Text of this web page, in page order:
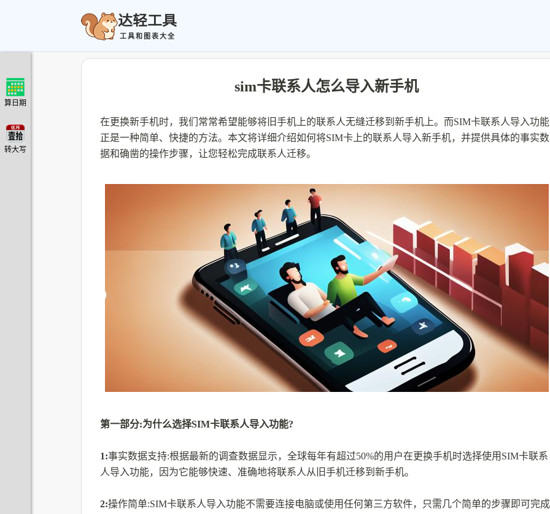
达轻工具
工具和图表大全
算日期
转大写
sim卡联系人怎么导入新手机
在更换新手机时，我们常常希望能够将旧手机上的联系人无缝迁移到新手机上。而SIM卡联系人导入功能
正是一种简单、快捷的方法。本文将详细介绍如何将SIM卡上的联系人导入新手机，并提供具体的事实数
据和确凿的操作步骤，让您轻松完成联系人迁移。
第一部分:为什么选择SIM卡联系人导入功能?
1:事实数据支持:根据最新的调查数据显示，全球每年有超过50%的用户在更换手机时选择使用SIM卡联系
人导入功能，因为它能够快速、准确地将联系人从旧手机迁移到新手机。
2:操作简单:SIM卡联系人导入功能不需要连接电脑或使用任何第三方软件，只需几个简单的步骤即可完成